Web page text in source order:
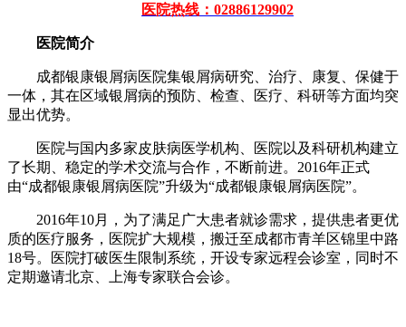
医院热线：02886129902
医院简介
成都银康银屑病医院集银屑病研究、治疗、康复、保健于
一体，其在区域银屑病的预防、检查、医疗、科研等方面均突
显出优势。
医院与国内多家皮肤病医学机构、医院以及科研机构建立
了长期、稳定的学术交流与合作，不断前进。2016年正式
由“成都银康银屑病医院”升级为“成都银康银屑病医院”。
2016年10月，为了满足广大患者就诊需求，提供患者更优
质的医疗服务，医院扩大规模，搬迁至成都市青羊区锦里中路
18号。医院打破医生限制系统，开设专家远程会诊室，同时不
定期邀请北京、上海专家联合会诊。